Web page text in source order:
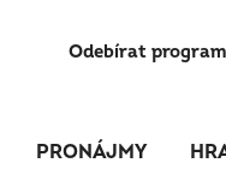
Odebírat program
PRONÁJMY